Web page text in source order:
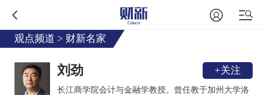
观点频道 > 财新名家
刘劲 +关注
长江商学院会计与金融学教授。曾任教于加州大学洛